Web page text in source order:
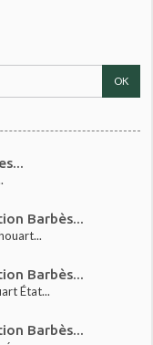
Barbès...
Barbès...
État...
Barbès...